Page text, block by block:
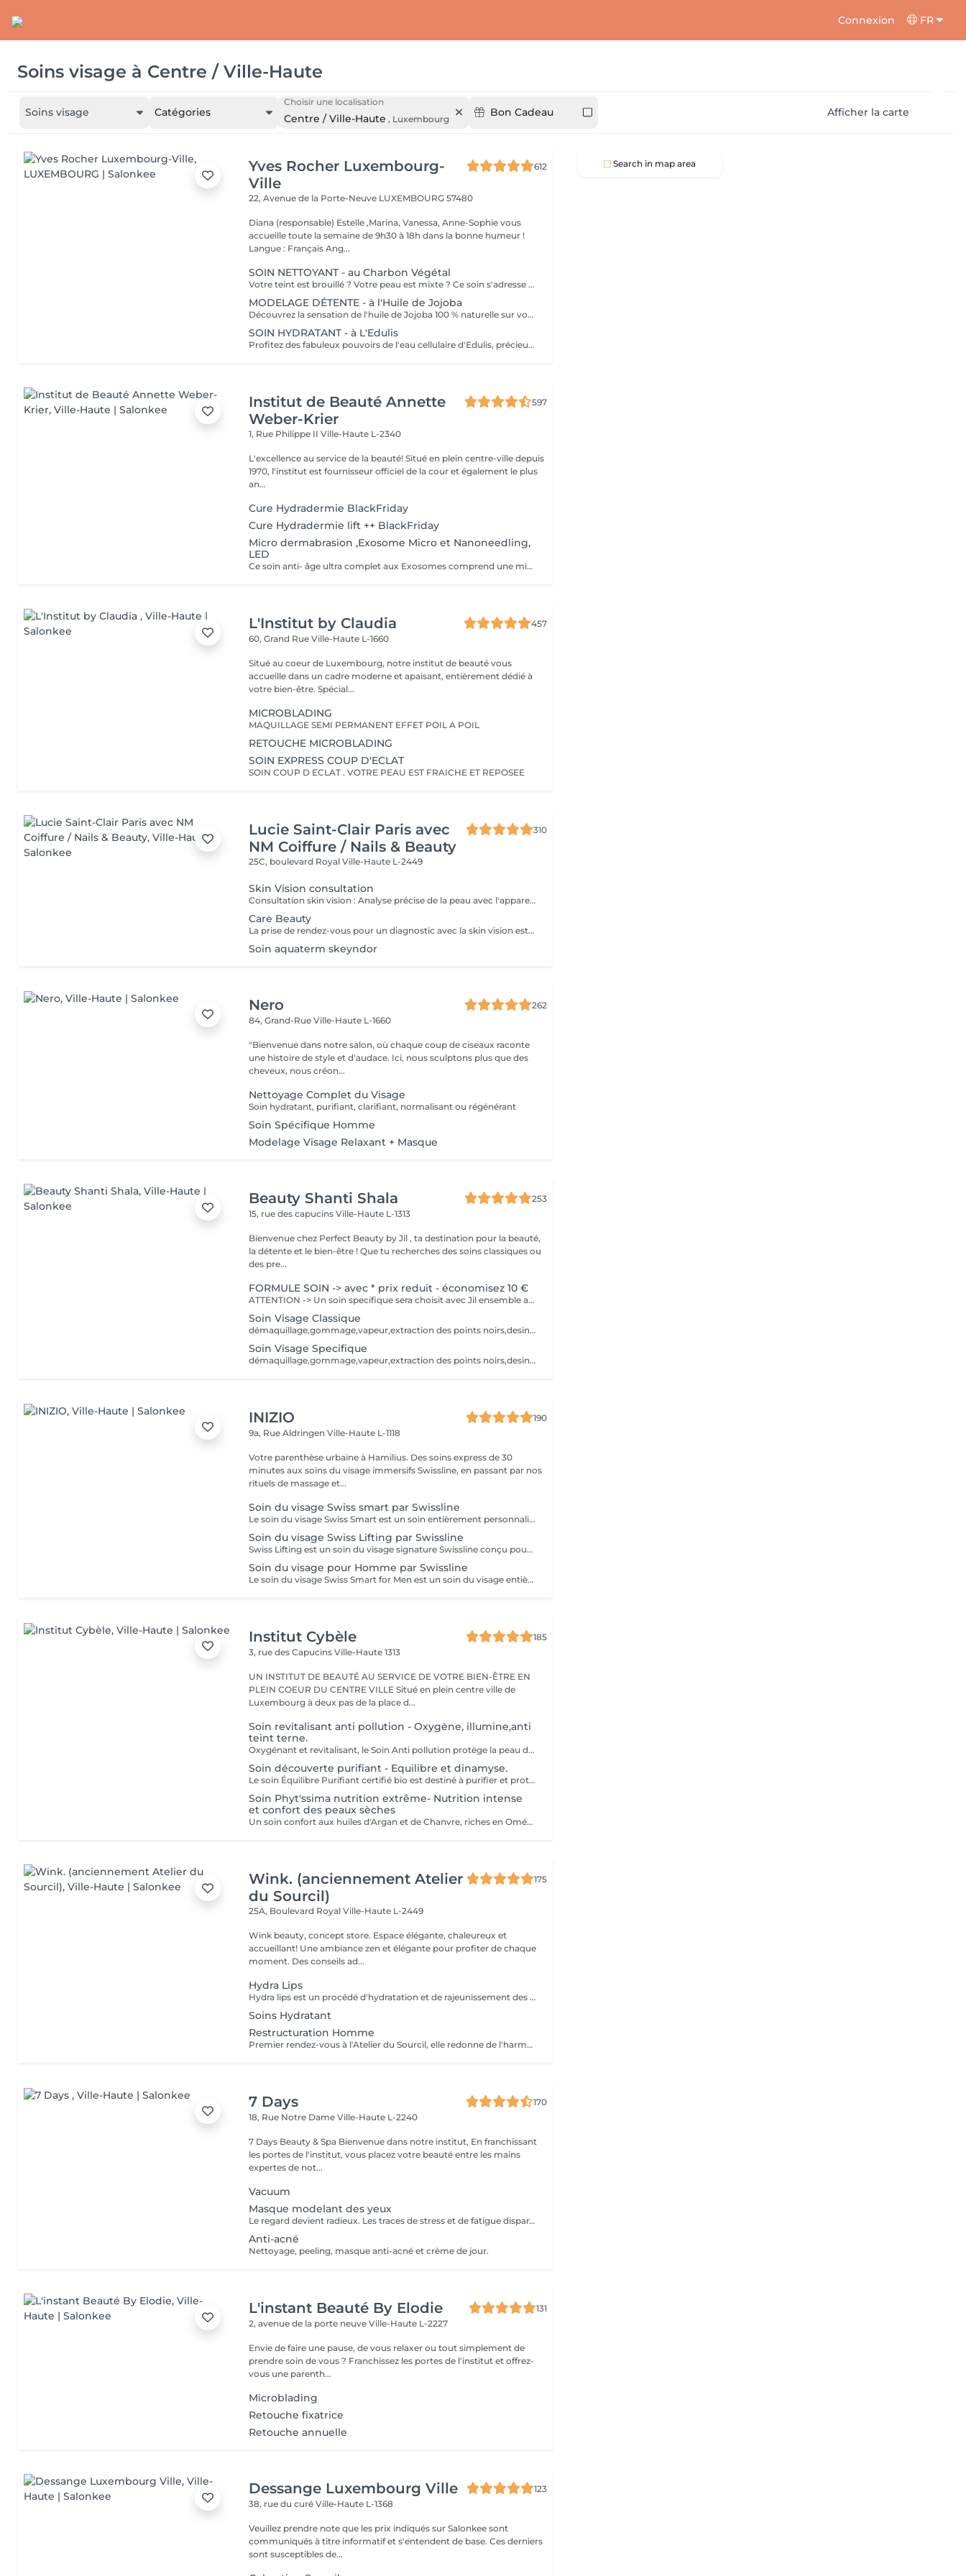
Connexion FR
Soins visage à Centre / Ville-Haute
Soins visage Catégories
Choisir une localisation
Centre / Ville-Haute , Luxembourg
Bon Cadeau Afficher la carte
Yves Rocher Luxembourg-
Ville
612
22, Avenue de la Porte-Neuve LUXEMBOURG 57480
Diana (responsable) Estelle ,Marina, Vanessa, Anne-Sophie vous
accueille toute la semaine de 9h30 à 18h dans la bonne humeur !
Langue : Français Ang...
SOIN NETTOYANT - au Charbon Végétal
Votre teint est brouillé ? Votre peau est mixte ? Ce soin s'adresse à vous. Votre peau est nettoyée par une exfoliation douce, sous vapeur, complétée par une extraction des comédons. Pour finir, l'application d'un masque purifie la zone médiane (front, nez, menton), et hydrate le reste de votre visage. Bénéfices : Detoxifié et hydraté, votre visage retrouve un teint unifié, frais et lumineux.
MODELAGE DÉTENTE - à l'Huile de Jojoba
Découvrez la sensation de l'huile de Jojoba 100 % naturelle sur votre peau. Nourrie, votre peau retrouve tout son confort. Libéré de ses tensions grâce aux mains habiles de notre esthéticienne, votre visage est détendu. Bénéfices : Nourrie, votre peau retrouve tout son confort.
SOIN HYDRATANT - à L'Edulis
Profitez des fabuleux pouvoirs de l'eau cellulaire d'Edulis, précieuse source d'hydratation continue. Après la brumisation du Sérum concentré en eau cellulaire, le Masque Crème ressourçant se transforme en une texture soyeuse qui fond sur votre peau sous le délicat modelage de notre esthéticienne. Bénéfices : Gorgée d'eau, votre peau retrouve douceur, souplesse et éclat. Retrouvez le confort dune peau hydratée en continu.
Institut de Beauté Annette
Weber-Krier
597
1, Rue Philippe IIVille-Haute L-2340
L'excellence au service de la beauté! Situé en plein centre-ville depuis
1970, l'institut est fournisseur officiel de la cour et également le plus
an...
Cure Hydradermie BlackFriday
Cure Hydradermie lift ++ BlackFriday
Micro dermabrasion ,Exosome Micro et Nanoneedling,
LED
Ce soin anti- âge ultra complet aux Exosomes comprend une microdermabrasion, un soin activateur Cold plasma, le microneedling avec des Exosomes, un masque feuille de collagène avec le nanoneedling, pour finaliser encore 15' de luminothérapie. Vous partirez avec votre sérum aux exosomes pour continuer le soin à domicile.
L'Institut by Claudia
457
60, Grand RueVille-Haute L-1660
Situé au coeur de Luxembourg, notre institut de beauté vous
accueille dans un cadre moderne et apaisant, entièrement dédié à
votre bien-être. Spécial...
MICROBLADING
MAQUILLAGE SEMI PERMANENT EFFET POIL A POIL
RETOUCHE MICROBLADING
SOIN EXPRESS COUP D'ECLAT
SOIN COUP D ECLAT . VOTRE PEAU EST FRAICHE ET REPOSEE
Lucie Saint-Clair Paris avec
NM Coiffure / Nails & Beauty
310
25C, boulevard RoyalVille-Haute L-2449
Skin Vision consultation
Consultation skin vision : Analyse précise de la peau avec l'appareil EF Skin Vision. Chaque peaux étant uniques, nous analysons l'ensemble des besoins de votre peau en apportant un diagnostic personnalisé. L'appareil de diagnostic effectue une analyse complète en se basant sur neuf paramètres spécifiques en déterminant l'identité de votre peau. La prise de rendez-vous pour un diagnostic avec la skin vision est obligatoire et gratuite avant la réalisation des protocoles Care.
Care Beauty
La prise de rendez-vous pour un diagnostic avec la skin vision est obligatoire et gratuite avant la réalisation de tous protocoles Care. - Soin Advanced clean Care : Votre peau est nettoyée en profondeur grâce à l'Ultra Scrubbeur. Ce soin permet d'éliminer les cellules mortes de la peau, les tâches pigmentaires et les toxines. Il stimule les cellules de la peau et améliore la texture de celle-ci. - Soin Expert : Le soin Expert est un soin manuel aux produits très actifs qui rendent le soin très efficace. Nous travaillerons en profondeur, pour répondre aux besoins spécifiques de votre peau. - Soin Advanced Glow : Soin visage oxygénant qui redonne de l'éclat eaux peaux les plus ternes. La peau est parfaitement nettoyé, le teint est ravivé par une double exfoliation. Elle est plus lisse et rayonnante grâce à l'Oxy-Booster. - Soin Advanced Youth : Association de deux technologies (l'Utra Scrubbeur et l'Oxy Booster) qui vont nous permettre de désintoxiquer et d'uniformiser votre teint. Votre peau est ravivée. - Soin Advanced anti-aging : Soin associant 2 technologies qui travaillent en symbiose et en profondeur (Sono Lifteur et l'Oxy Booster) sur les peaux fatiguées. Il permet de lutter contre les rides, le relâchement cutané et pour nos plus jeunes les cicatrices d'acné. - Soin High-tech : Ce soin exclusif réuni 4 technologies de pointes pour un résultat 100% efficace et sur mesure. Avec l'Ultra Scrubbeur les toxines sont éliminées, les tâches pigmentaires atténuées. Votre texture de peau est améliorée grâce à la stimulation du renouvellement cellulaire. Les principes actifs des produits pénètrent profondément grâce au Sono Lifteur. Celui-ci permet également d'agir sur les cicatrices d'acné. Le relâchement de la peau est atténué, l'ovale du visage est redessiné grâce au RF Tightener. L'Oxy Boosteur diminue les signes de fatigue de votre visage et du contour des yeux pour un effet lumineux. Le visage est visiblement plus jeune. La peau est plus ferme, plus lisse, plus rebondie. - Soin Eye Lift / soin des yeux : Soin intensif du contour des yeux. Le soin Eye Lift associé à un massage très efficace des points de pression permet d'atténuer poches et cernes. Vos rides sont lissées. Le regard est éclatant et les traces de fatigue sont éliminées.
Soin aquaterm skeyndor
Nero
262
84, Grand-RueVille-Haute L-1660
"Bienvenue dans notre salon, où chaque coup de ciseaux raconte
une histoire de style et d'audace. Ici, nous sculptons plus que des
cheveux, nous créon...
Nettoyage Complet du Visage
Soin hydratant, purifiant, clarifiant, normalisant ou régénérant
Soin Spécifique Homme
Modelage Visage Relaxant + Masque
Beauty Shanti Shala
253
15, rue des capucinsVille-Haute L-1313
Bienvenue chez Perfect Beauty by Jil , ta destination pour la beauté,
la détente et le bien-être ! Que tu recherches des soins classiques ou
des pre...
FORMULE SOIN -> avec * prix reduit - économisez 10 €
ATTENTION -> Un soin specifique sera choisit avec Jil ensemble au moment du soin. Selon le soin appliqué, le prix va biensûr être adapté. Le soin va être adapter selon le type de peau. démaquillage, gommage, vapeur, extraction des points noirs, desinfection, massage et masque.
Soin Visage Classique
démaquillage,gommage,vapeur,extraction des points noirs,desinfection,massage et masque crème. Le soin va être adapter selon le type de peau.
Soin Visage Specifique
démaquillage,gommage,vapeur,extraction des points noirs,desinfection,massage et masque pélliculable, plâtre, moussant, tissu ou gelée. Le soin va être adapter selon le type de peau.
INIZIO
190
9a, Rue AldringenVille-Haute L-1118
Votre parenthèse urbaine à Hamilius. Des soins express de 30
minutes aux soins du visage immersifs Swissline, en passant par nos
rituels de massage et...
Soin du visage Swiss smart par Swissline
Le soin du visage Swiss Smart est un soin entièrement personnalisé de 60 ou 75 minutes, conçu pour cibler les besoins spécifiques de votre peau, qu'il s'agisse de réguler l'excès de sébum, d'atténuer les rougeurs ou de corriger les signes de l'âge. Ce soin utilise exclusivement des produits véganes Swissline, enrichis par la collection signature des Boosters Age Intelligence pour protéger et rééquilibrer la peau. Il comprend un massage du visage de 15 à 20 minutes alliant relaxation et drainage lymphatique pour détoxifier la peau, et constitue une façon intelligente et rapide de révéler votre plus belle apparence. Bénéfices clés : Cible les premiers signes de l'âge avec un soin spécifique. Purifie et rééquilibre les peaux grasses ou congestionnées. Apaise et renforce les peaux délicates, sensibles ou sujettes aux rougeurs. Ravive les teints ternes ou grisâtres. Restaure l'éclat, la clarté et la vitalité de la peau.
Soin du visage Swiss Lifting par Swissline
Swiss Lifting est un soin du visage signature Swissline conçu pour traiter plusieurs signes de l'âge. Ce traitement met en vedette le Masque Pro-Vitality infusé de peptides et de vitamine A, ainsi qu'un Shot de Cell Shock pour un boost supplémentaire de vitalité et d'éclat. Il inclut un massage du visage, du cou et du décolleté pour améliorer la perte de fermeté et d'élasticité. Ce soin est votre solution incontournable lorsque vous souhaitez des résultats visibles de lifting et anti-rides, même avec un temps limité. Bénéfices clés: Stimule la production de collagène. Rétablit l'hydratation et le volume de la peau. Réduit visiblement les fines lignes et rides.
Soin du visage pour Homme par Swissline
Le soin du visage Swiss Smart for Men est un soin du visage entièrement personnalisé de 45 à 60 minutes conçu pour les hommes qui cherchent à détoxifier et à renforcer leur peau. Ce soin du visage utilise exclusivement des produits Swissline végétaliens, améliorés avec la collection signature d'Age Intelligence Boosters pour protéger et rééquilibrer la peau. Il a un effet de détresse instantané et comprend un massage facial de 15 à 20 minutes combinant relaxation et drainage lymphatique pour détoxifier la peau, et c'est un moyen intelligent et rapide de paraître à votre meilleur. Principaux avantages : Rafraîchit et dynamise la peau fatiguée Atténue l'irritation Améliore le teint et la texture de la peau
Institut Cybèle
185
3, rue des CapucinsVille-Haute 1313
UN INSTITUT DE BEAUTÉ AU SERVICE DE VOTRE BIEN-ÊTRE EN
PLEIN COEUR DU CENTRE VILLE Situé en plein centre ville de
Luxembourg à deux pas de la place d...
Soin revitalisant anti pollution - Oxygène, illumine,anti
teint terne.
Oxygénant et revitalisant, le Soin Anti pollution protège la peau de la pollution grâce à la synergie de ses formules 100% d'origine naturelle et certifiées Bio. Il recharge les batteries des peaux soumises à la pollution, ternes, stressées et fatiguées, tout en leur offrant un voile protecteur anti-adhésion contre les agressions urbaines. Ce soin court mêlant des fragrances fraîches et naturelles à des textures onctueusement légères, énergise et réveille l'éclat de la peau. Tout commence par un doux nettoyage, suivi d'un modelage signature Phyt's et de manuvres revitalisantes pour ressourcer la peau. Vient ensuite une pause fraîcheur redynamisante avec le Masque Anti-Pollution pour finir sur les notes vertes de la crème de fin de soin. La peau respire. Elle est défatiguée, énergisée et parée à affronter les agressions extérieures. Formulation Vegan Un soin express idéal pour les gens qui manquent de temps ou pour découvrir la marque Phyt's.
Soin découverte purifiant - Equilibre et dinamyse.
Le soin Équilibre Purifiant certifié bio est destiné à purifier et protéger les peaux normales à tendance grasses à l'aide d'un cocktail d'actifs purifiants et astringents spécifiques pour harmoniser le teint. Tout commence par un nettoyage doux de la peau, suivi d'une phase d'exfoliation pour faire disparaître sébum et impuretés. Le modelage spécifique réalisé ensuite avec le sérum offre à votre peau une alliance d'actifs, dont l'action est optimisée sous le masque appliqué par la suite. Ce soin se termine par l'application d'un soin de protection totalement adapté à votre type de peau. Convient pour : Peau normale à tendance grasse
Soin Phyt'ssima nutrition extrême- Nutrition intense
et confort des peaux sèches
Un soin confort aux huiles d'Argan et de Chanvre, riches en Oméga 3 et 6, qui protège les peaux sèches. Réparateur et relipidant, il nourrit les peaux qui tiraillent.
Wink. (anciennement Atelier
du Sourcil)
175
25A, Boulevard RoyalVille-Haute L-2449
Wink beauty, concept store. Espace élégante, chaleureux et
accueillant! Une ambiance zen et élégante pour profiter de chaque
moment. Des conseils ad...
Hydra Lips
Hydra lips est un procédé d'hydratation et de rajeunissement des lèvres! En plusieurs étapes, ce soin permet d'appliquer de l'acide hyaluronique et des vitamines pour redonner un volume naturel et une hydratation en profondeur. La couleur est plus belle les lèvres sont plus douce! Pour tout type de peau, idéale pour des lèvres: -fissures et déshydratées. -dépigmenté. -ridées.
Soins Hydratant
Restructuration Homme
Premier rendez-vous à l'Atelier du Sourcil, elle redonne de l'harmonie au visage. Entièrement réalisée à la pince à épiler, cette prestation iconique vise à redéfinir la forme des sourcils. Formée en morphologie du visage, notre équipe de professionnelles maîtrise toutes les subtilités d'une forme réussie. Un entretien mensuel permet ensuite de conserver une ligne idéale.
7 Days
170
18, Rue Notre DameVille-Haute L-2240
7 Days Beauty & Spa Bienvenue dans notre institut, En franchissant
les portes de l'institut, vous placez votre beauté entre les mains
expertes de not...
Vacuum
Masque modelant des yeux
Le regard devient radieux. Les traces de stress et de fatigue disparaissent. La zone des yeux est resplendissante, jeune, lisse et fraîche. Parfait pour des lignes fines et des ondulations autour des yeux gonflés et des cernes.
Anti-acné
Nettoyage, peeling, masque anti-acné et crème de jour.
L'instant Beauté By Elodie
131
2, avenue de la porte neuveVille-Haute L-2227
Envie de faire une pause, de vous relaxer ou tout simplement de
prendre soin de vous ? Franchissez les portes de l'institut et offrez-
vous une parenth...
Microblading
Retouche fixatrice
Retouche annuelle
Dessange Luxembourg Ville
123
38, rue du curéVille-Haute L-1368
Veuillez prendre note que les prix indiqués sur Salonkee sont
communiqués à titre informatif et s'entendent de base. Ces derniers
sont susceptibles de...
Search in map area